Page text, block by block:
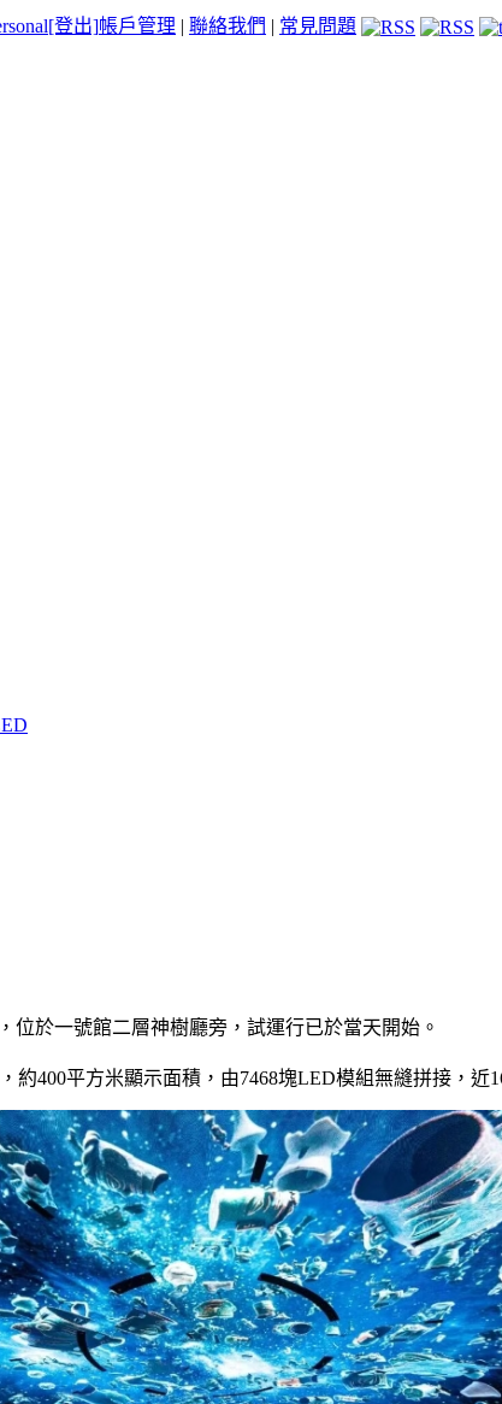
[登出]帳戶管理 | 聯絡我們 | 常見問題
於一號館二層神樹廳旁，試運行已於當天開始。
400平方米顯示面積，由7468塊LED模組無縫拼接，近